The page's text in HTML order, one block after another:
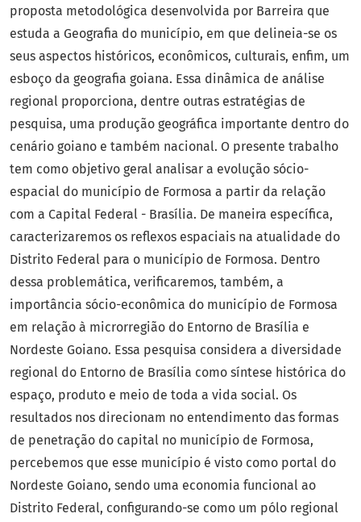
proposta metodológica desenvolvida por Barreira que
estuda a Geografia do município, em que delineia-se os
seus aspectos históricos, econômicos, culturais, enfim, um
esboço da geografia goiana. Essa dinâmica de análise
regional proporciona, dentre outras estratégias de
pesquisa, uma produção geográfica importante dentro do
cenário goiano e também nacional. O presente trabalho
tem como objetivo geral analisar a evolução sócio-
espacial do município de Formosa a partir da relação
com a Capital Federal - Brasília. De maneira específica,
caracterizaremos os reflexos espaciais na atualidade do
Distrito Federal para o município de Formosa. Dentro
dessa problemática, verificaremos, também, a
importância sócio-econômica do município de Formosa
em relação à microrregião do Entorno de Brasília e
Nordeste Goiano. Essa pesquisa considera a diversidade
regional do Entorno de Brasília como síntese histórica do
espaço, produto e meio de toda a vida social. Os
resultados nos direcionam no entendimento das formas
de penetração do capital no município de Formosa,
percebemos que esse município é visto como portal do
Nordeste Goiano, sendo uma economia funcional ao
Distrito Federal, configurando-se como um pólo regional